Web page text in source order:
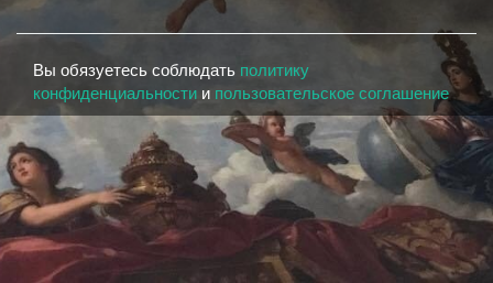
Вы обязуетесь соблюдать политику
конфиденциальности и пользовательское соглашение